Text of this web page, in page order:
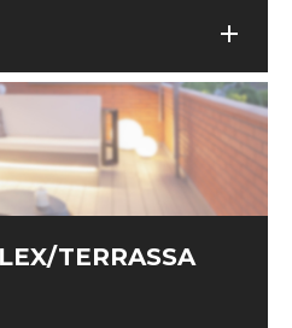
add
TERRASSA